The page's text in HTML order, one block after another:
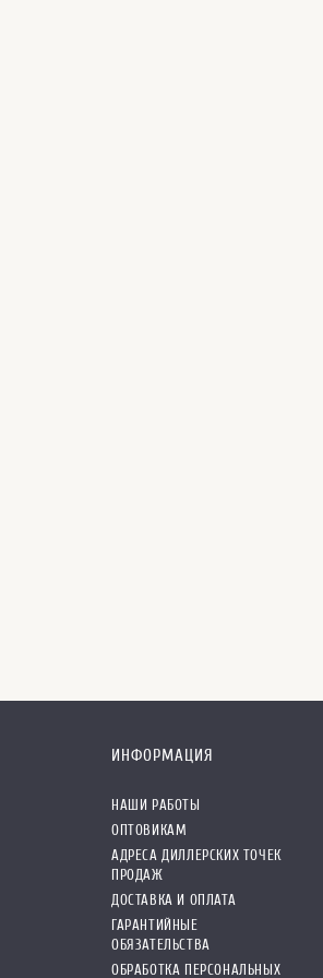
ИНФОРМАЦИЯ
НАШИ РАБОТЫ
ОПТОВИКАМ
АДРЕСА ДИЛЛЕРСКИХ ТОЧЕК
ПРОДАЖ
ДОСТАВКА И ОПЛАТА
ГАРАНТИЙНЫЕ
ОБЯЗАТЕЛЬСТВА
ОБРАБОТКА ПЕРСОНАЛЬНЫХ